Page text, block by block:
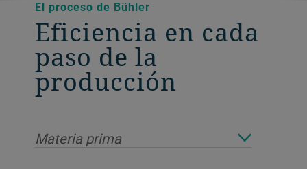
El proceso de Bühler
Eficiencia en cada
paso de la
producción
Materia prima